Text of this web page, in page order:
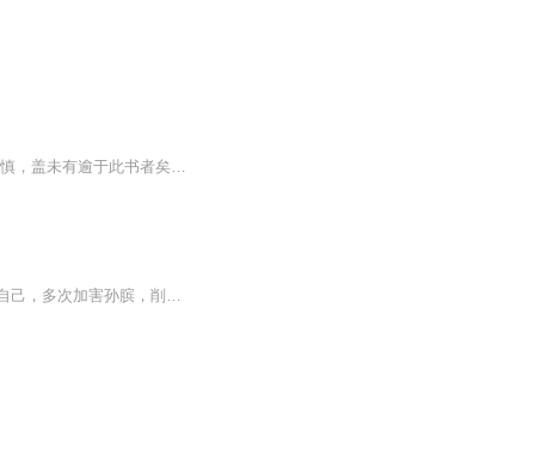
童书业先生《春秋史》，会通，求真，以经定传，以传正说，“言春秋者，考索之精，去取之慎，盖未有逾于此书者矣。”依字行腔，依义行调。有声阅读，含章可贞！以吟诵通读中华优秀文化原典，以吟诵引领更深层次的自由阅读，以吟诵还原汉诗文最本真的读书声...
主要写云蒙山王禅老祖之徒孙膑下山到魏国，师弟庞涓已在魏国作了驸马，因担心孙膑超过自己，多次加害孙膑，削去孙膑双足，诱他写出天书三卷。孙膑在危难中打开师傅给的金盒，假装疯魔才逃出魏国，后被齐国封为军师，带兵伐魏，杀死庞涓。